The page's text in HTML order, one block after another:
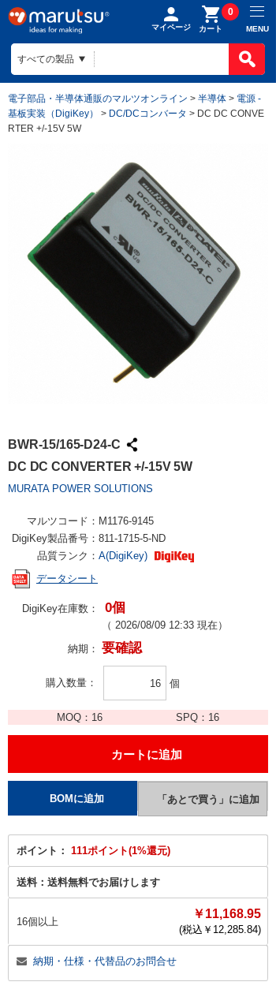
マイページ カート
0
MENU
電子部品・半導体通販のマルツオンライン > 半導体 > 電源 -
基板実装（DigiKey）
> DC/DCコンバータ > DC DC CONVE
RTER +/-15V 5W
BWR-15/165-D24-C
DC DC CONVERTER +/-15V 5W
MURATA POWER SOLUTIONS
マルツコード： M1176-9145
DigiKey製品番号： 811-1715-5-ND
品質ランク： A(DigiKey)
データシート
DigiKey在庫数： 0個
（ 2026/08/09 12:33 現在）
納期： 要確認
購入数量 個
MOQ： 16 SPQ： 16
ポイント： 111ポイント(1%還元)
送料： 送料無料でお届けします
16個以上
￥11,168.95
(税込￥ 12,285.84)
納期・仕様・代替品のお問合せ